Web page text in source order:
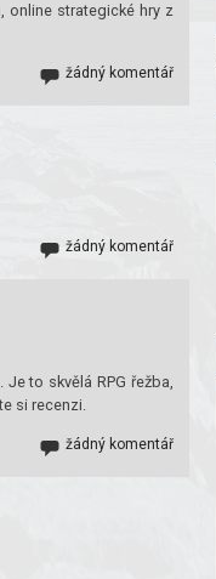
online strategické hry z
žádný komentář
žádný komentář
to skvělá RPG řežba,
si recenzi.
žádný komentář